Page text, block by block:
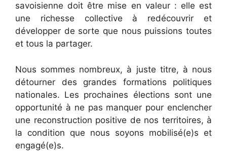
savoisienne doit être mise en valeur : elle est
une richesse collective à redécouvrir et
développer de sorte que nous puissions toutes
et tous la partager.
Nous sommes nombreux, à juste titre, à nous
détourner des grandes formations politiques
nationales. Les prochaines élections sont une
opportunité à ne pas manquer pour enclencher
une reconstruction positive de nos territoires, à
la condition que nous soyons mobilisé(e)s et
engagé(e)s.